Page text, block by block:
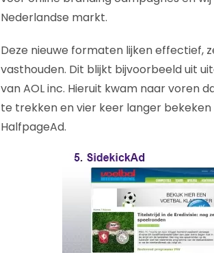
Nederlandse markt.
Deze nieuwe formaten lijken effectief,
vasthouden. Dit blijkt bijvoorbeeld uit
van AOL inc. Hieruit kwam naar voren
te trekken en vier keer langer
HalfpageAd.